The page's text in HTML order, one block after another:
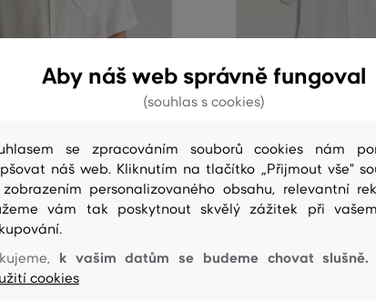
REL VISCOSE SS SHIRT
SLEVA -50%
KOŠILE GANT REG
SHIRT
Aby náš web správně fungoval
(souhlas s cookies)
se zpracováním souborů cookies nám
náš web. Kliknutím na tlačítko „Přijmout vše"
personalizovaného obsahu, relevantní
vám tak poskytnout skvělý zážitek při
k vašim datům se budeme chovat slušně.
cookies